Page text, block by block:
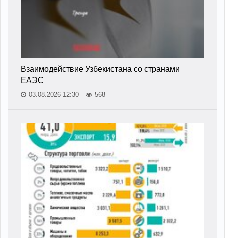
Взаимодействие Узбекистана со странами
ЕАЭС
03.08.2026 12:30 568